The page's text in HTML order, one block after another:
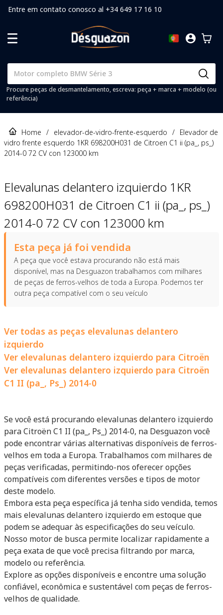
Entre em contato conosco al +34 649 17 16 10
Procure peças de desmantelamento, escreva: peça + marca + modelo (ou
referência)
Home / elevador-de-vidro-frente-esquerdo / Elevador de
vidro frente esquerdo 1KR 698200H031 de Citroen C1 ii (pa_, ps_)
2014-0 72 CV con 123000 km
Elevalunas delantero izquierdo 1KR
698200H031 de Citroen C1 ii (pa_, ps_)
2014-0 72 CV con 123000 km
Esta peça já foi vendida
A peça que você estava procurando não está mais
disponível, mas na Desguazon trabalhamos com milhares
de peças de ferros-velhos de toda a Europa. Podemos ter
outra peça compatível com o seu veículo
Ver todas as peças elevalunas delantero
izquierdo
Ver elevalunas delantero izquierdo para Citroën
Ver elevalunas delantero izquierdo para Citroën
C1 II (pa_, Ps_) 2014-0
Se você está procurando elevalunas delantero izquierdo
para Citroën C1 II (pa_, Ps_) 2014-0, na Desguazon você
pode encontrar várias alternativas disponíveis de ferros-
velhos em toda a Europa. Trabalhamos com milhares de
peças verificadas, permitindo-nos oferecer opções
compatíveis com diferentes versões e tipos de motor
deste modelo.
Embora esta peça específica já tenha sido vendida, temos
mais elevalunas delantero izquierdo em estoque que
podem se adequar às especificações do seu veículo.
Nosso motor de busca permite localizar rapidamente a
peça exata de que você precisa filtrando por marca,
modelo ou referência.
Explore as opções disponíveis e encontre uma solução
confiável, econômica e sustentável com peças de ferros-
velhos de qualidade.